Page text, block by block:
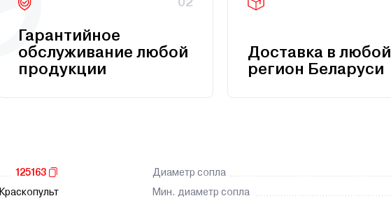
Гарантийное
обслуживание любой
продукции
Доставка в любой
регион Беларуси
125163
Краскопульт
Диаметр сопла
Мин. диаметр сопла